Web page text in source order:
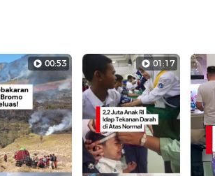
00:53 01:17